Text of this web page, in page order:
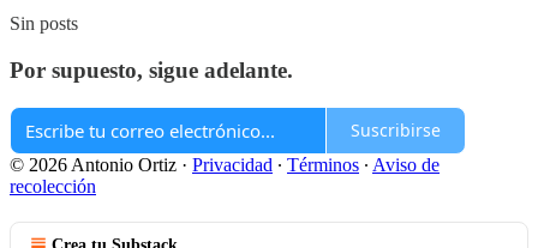
Sin posts
Por supuesto, sigue adelante.
Suscribirse
© 2026 Antonio Ortiz · Privacidad ∙ Términos ∙ Aviso de
recolección